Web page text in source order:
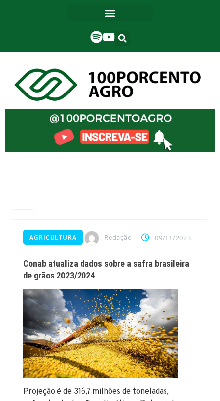
AGRICULTURA Redação 09/11/2023
Conab atualiza dados sobre a safra brasileira
de grãos 2023/2024
Projeção é de 316,7 milhões de toneladas,